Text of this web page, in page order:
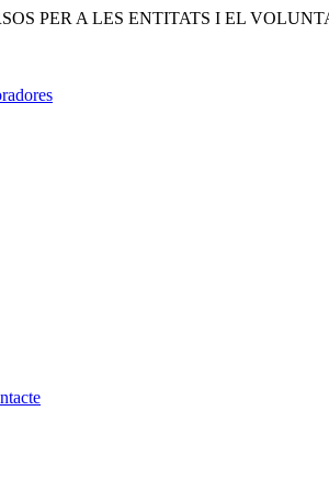
PER A LES ENTITATS I EL